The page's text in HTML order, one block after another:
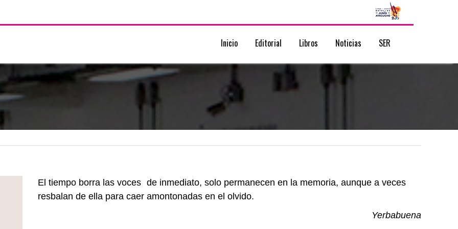
Inicio Editorial Libros Noticias SER
El tiempo borra las voces de inmediato, solo permanecen en la memoria, aunque a veces
resbalan de ella para caer amontonadas en el olvido.
Yerbabuena